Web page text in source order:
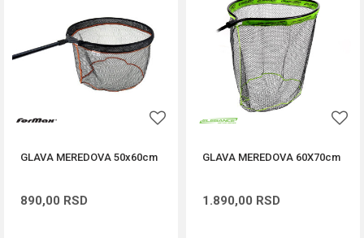
GLAVA MEREDOVA 50x60cm
890,00 RSD
GLAVA MEREDOVA 60X70cm
1.890,00 RSD